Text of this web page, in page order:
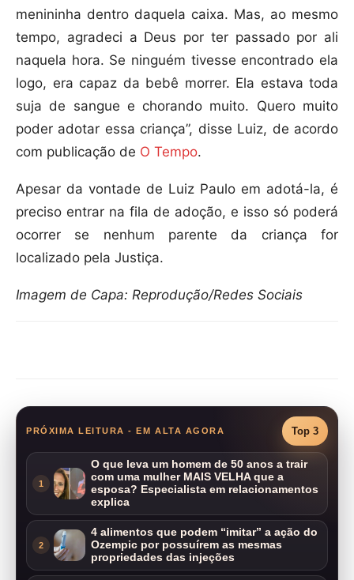
menininha dentro daquela caixa. Mas, ao mesmo
tempo, agradeci a Deus por ter passado por ali
naquela hora. Se ninguém tivesse encontrado ela
logo, era capaz da bebê morrer. Ela estava toda
suja de sangue e chorando muito. Quero muito
poder adotar essa criança”, disse Luiz, de acordo
com publicação de O Tempo.
Apesar da vontade de Luiz Paulo em adotá-la, é
preciso entrar na fila de adoção, e isso só poderá
ocorrer se nenhum parente da criança for
localizado pela Justiça.
Imagem de Capa: Reprodução/Redes Sociais
PRÓXIMA LEITURA - EM ALTA AGORA Top 3
1
O que leva um homem de 50 anos a trair
com uma mulher MAIS VELHA que a
esposa? Especialista em relacionamentos
explica
2
4 alimentos que podem “imitar” a ação do
Ozempic por possuírem as mesmas
propriedades das injeções